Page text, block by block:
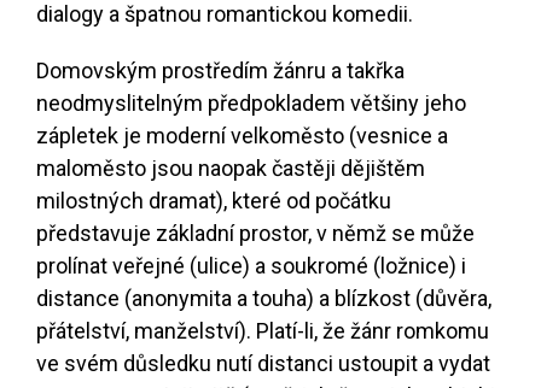
dialogy a špatnou romantickou komedii.
Domovským prostředím žánru a takřka
neodmyslitelným předpokladem většiny jeho
zápletek je moderní velkoměsto (vesnice a
maloměsto jsou naopak častěji dějištěm
milostných dramat), které od počátku
představuje základní prostor, v němž se může
prolínat veřejné (ulice) a soukromé (ložnice) i
distance (anonymita a touha) a blízkost (důvěra,
přátelství, manželství). Platí-li, že žánr romkomu
ve svém důsledku nutí distanci ustoupit a vydat